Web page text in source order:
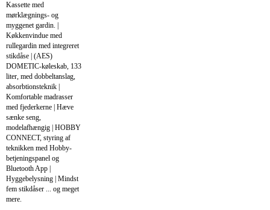
Kassette med
mørklægnings- og
myggenet gardin. |
Køkkenvindue med
rullegardin med integreret
stikdåse | (AES)
DOMETIC-køleskab, 133
liter, med dobbeltanslag,
absorbtionsteknik |
Komfortable madrasser
med fjederkerne | Hæve
sænke seng,
modelafhængig | HOBBY
CONNECT, styring af
teknikken med Hobby-
betjeningspanel og
Bluetooth App |
Hyggebelysning | Mindst
fem stikdåser ... og meget
mere.